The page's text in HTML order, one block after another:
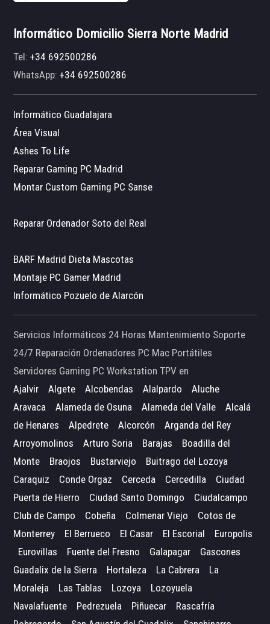
Informático Domicilio Sierra Norte Madrid
Tel:+34 692500286
WhatsApp:+34 692500286
Informático Guadalajara
Área Visual
Ashes To Life
Reparar Gaming PC Madrid
Montar Custom Gaming PC Sanse
Reparar Ordenador Soto del Real
BARF Madrid Dieta Mascotas
Montaje PC Gamer Madrid
Informático Pozuelo de Alarcón
Servicios Informáticos 24 Horas Mantenimiento Soporte
24/7 Reparación Ordenadores PC Mac Portátiles
Servidores Gaming PC Workstation TPV en
Ajalvir
Algete Alcobendas Alalpardo
Aluche
Aravaca
Alameda de Osuna Alameda del Valle
Alcalá
de Henares
Alpedrete Alcorcón
Arganda del Rey
Arroyomolinos
Arturo Soria Barajas
Boadilla del
Monte
Braojos Bustarviejo
Buitrago del Lozoya
Caraquiz
Conde Orgaz Cerceda Cercedilla
Ciudad
Puerta de Hierro
Ciudad Santo Domingo
Ciudalcampo
Club de Campo
Cobeña Colmenar Viejo
Cotos de
Monterrey
El Berrueco El Casar El Escorial
Europolis
Eurovillas
Fuente del Fresno Galapagar
Gascones
Guadalix de la Sierra
Hortaleza La Cabrera
La
Moraleja
Las Tablas Lozoya
Lozoyuela
Navalafuente
Pedrezuela Piñuecar
Rascafría